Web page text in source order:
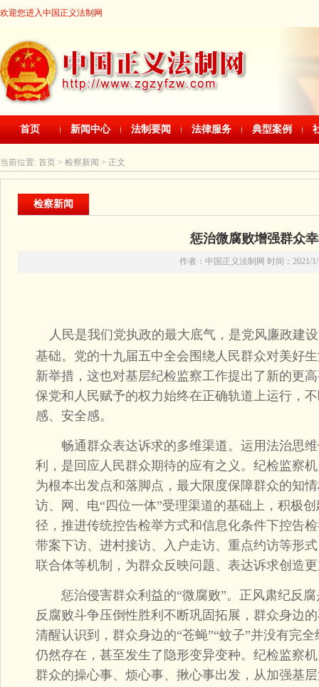
欢迎您进入中国正义法制网
首页 新闻中心 法制要闻 法律服务 典型案例
当前位置: 首页 > 检察新闻 > 正文
检察新闻
惩治微腐败增强群众
作者：中国正义法制网 时间：2021/1/
人民是我们党执政的最大底气，是党风廉政建
基础。党的十九届五中全会围绕人民群众对美好
新举措，这也对基层纪检监察工作提出了新的更
保党和人民赋予的权力始终在正确轨道上运行，
感、安全感。
畅通群众表达诉求的多维渠道。运用法治思维
利，是回应人民群众期待的应有之义。纪检监察
为根本出发点和落脚点，最大限度保障群众的知
访、网、电“四位一体”受理渠道的基础上，积极
径，推进传统控告检举方式和信息化条件下控告
带案下访、进村接访、入户走访、重点约访等形
联合体等机制，为群众反映问题、表达诉求创造
惩治侵害群众利益的“微腐败”。正风肃纪反腐
反腐败斗争压倒性胜利不断巩固拓展，群众身边
清醒认识到，群众身边的“苍蝇”“蚊子”并没有完
仍然存在，甚至发生了隐形变异变种。纪检监察
群众的操心事、烦心事、揪心事出发，从加强基